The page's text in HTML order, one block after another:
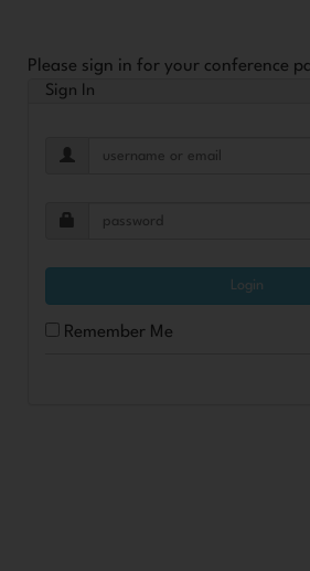
Please sign in for your conference
Sign In
Login
Remember Me